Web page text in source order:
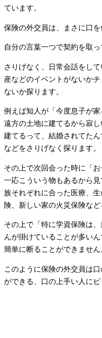
ています。
保険の外交員は、まさに口を
自分の言葉一つで契約を取
さりげなく、日常会話をし
産などのイベントがないか
ないか探ります。
例えば知人が「今度息子が
遠方の土地に建てるから寂
建てるって、結婚されてた
などをさりげなく探ります。
その上で次回会った時に「
一応こういう物もあるから
族それぞれに合った医療、
険、新しい家の火災保険など
その上で「特に学資保険は
んが掛けていることが多い
簡単に断ることができません
このように保険の外交員は
ができる、口の上手い人にピ